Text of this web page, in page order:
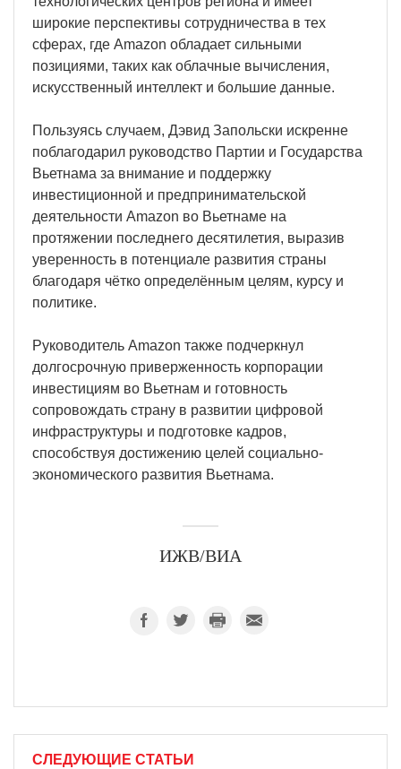
широкие перспективы сотрудничества в тех
сферах, где Amazon обладает сильными
позициями, таких как облачные вычисления,
искусственный интеллект и большие данные.
Пользуясь случаем, Дэвид Запольски искренне
поблагодарил руководство Партии и Государства
Вьетнама за внимание и поддержку
инвестиционной и предпринимательской
деятельности Amazon во Вьетнаме на
протяжении последнего десятилетия, выразив
уверенность в потенциале развития страны
благодаря чётко определённым целям, курсу и
политике.
Руководитель Amazon также подчеркнул
долгосрочную приверженность корпорации
инвестициям во Вьетнам и готовность
сопровождать страну в развитии цифровой
инфраструктуры и подготовке кадров,
способствуя достижению целей социально-
экономического развития Вьетнама.
ИЖВ/ВИА
СЛЕДУЮЩИЕ СТАТЬИ